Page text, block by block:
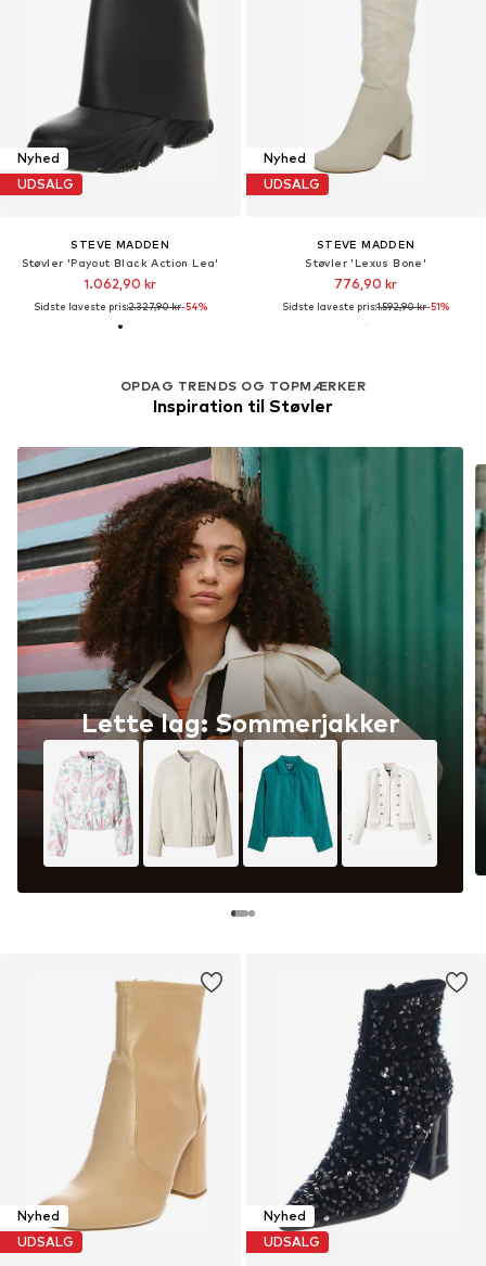
Nyhed
UDSALG
STEVE MADDEN
Støvler 'Payout Black Action Lea'
1.062,90 kr
Sidste laveste pris:2.327,90 kr-54%
Nyhed
UDSALG
STEVE MADDEN
Støvler 'Lexus Bone'
776,90 kr
Sidste laveste pris:1.592,90 kr-51%
OPDAG TRENDS OG TOPMÆRKER
Inspiration til Støvler
Lette lag: Sommerjakker
Nyhed
UDSALG
Nyhed
UDSALG